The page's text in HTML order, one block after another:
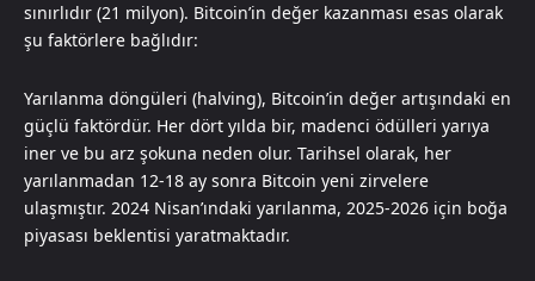
sınırlıdır (21 milyon). Bitcoin’in değer kazanması esas olarak
şu faktörlere bağlıdır:
Yarılanma döngüleri (halving), Bitcoin’in değer artışındaki en
güçlü faktördür. Her dört yılda bir, madenci ödülleri yarıya
iner ve bu arz şokuna neden olur. Tarihsel olarak, her
yarılanmadan 12-18 ay sonra Bitcoin yeni zirvelere
ulaşmıştır. 2024 Nisan’ındaki yarılanma, 2025-2026 için boğa
piyasası beklentisi yaratmaktadır.